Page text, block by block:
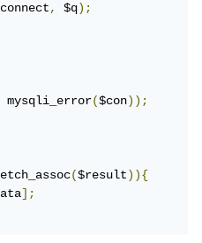
, $q);
mysqli_error($con));
($result)){
];